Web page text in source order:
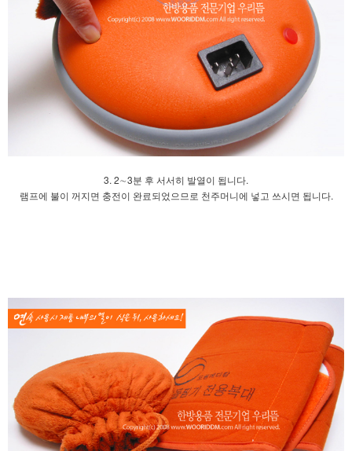
3. 2∼3분 후 서서히 발열이 됩니다.
램프에 불이 꺼지면 충전이 완료되었으므로 천주머니에 넣고 쓰시면 됩니다.